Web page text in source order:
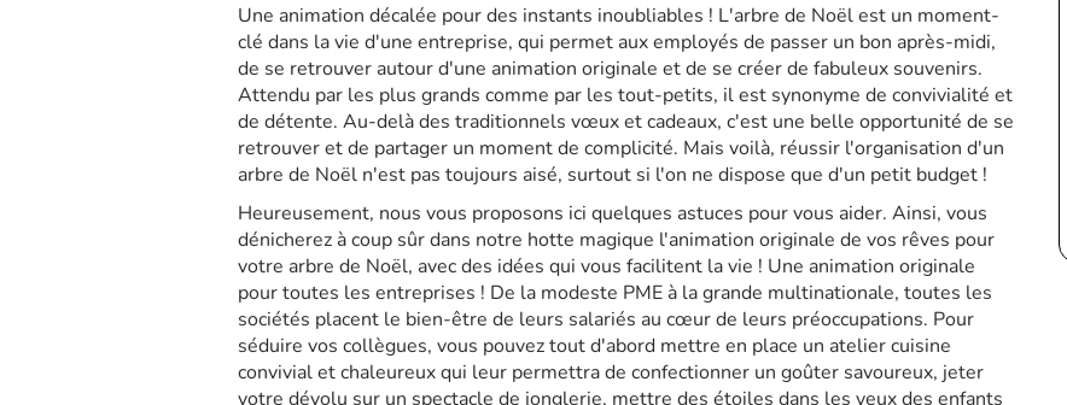
Une animation décalée pour des instants inoubliables ! L'arbre de Noël est un moment-
clé dans la vie d'une entreprise, qui permet aux employés de passer un bon après-midi,
de se retrouver autour d'une animation originale et de se créer de fabuleux souvenirs.
Attendu par les plus grands comme par les tout-petits, il est synonyme de convivialité et
de détente. Au-delà des traditionnels vœux et cadeaux, c'est une belle opportunité de se
retrouver et de partager un moment de complicité. Mais voilà, réussir l'organisation d'un
arbre de Noël n'est pas toujours aisé, surtout si l'on ne dispose que d'un petit budget !
Heureusement, nous vous proposons ici quelques astuces pour vous aider. Ainsi, vous
dénicherez à coup sûr dans notre hotte magique l'animation originale de vos rêves pour
votre arbre de Noël, avec des idées qui vous facilitent la vie ! Une animation originale
pour toutes les entreprises ! De la modeste PME à la grande multinationale, toutes les
sociétés placent le bien-être de leurs salariés au cœur de leurs préoccupations. Pour
séduire vos collègues, vous pouvez tout d'abord mettre en place un atelier cuisine
convivial et chaleureux qui leur permettra de confectionner un goûter savoureux, jeter
votre dévolu sur un spectacle de jonglerie, mettre des étoiles dans les yeux des enfants